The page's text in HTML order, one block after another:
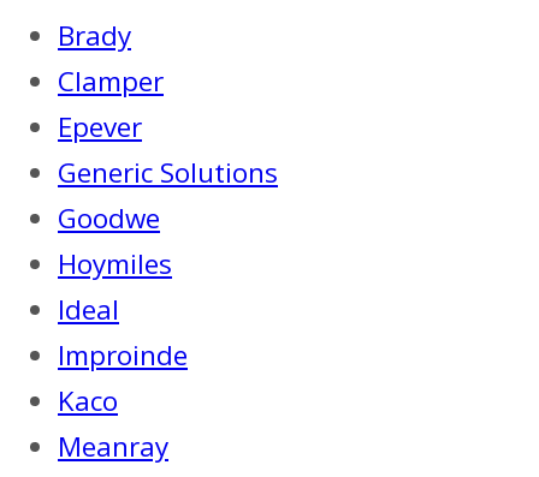
Brady
Clamper
Epever
Generic Solutions
Goodwe
Hoymiles
Ideal
Improinde
Kaco
Meanray